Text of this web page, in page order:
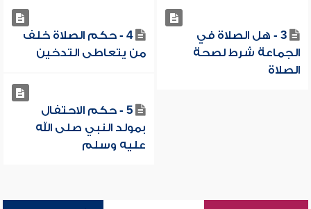
3 - هل الصلاة في
الجماعة شرط لصحة
الصلاة
4 - حكم الصلاة خلف
من يتعاطى التدخين
5 - حكم الاحتفال
بمولد النبي صلى الله
عليه وسلم